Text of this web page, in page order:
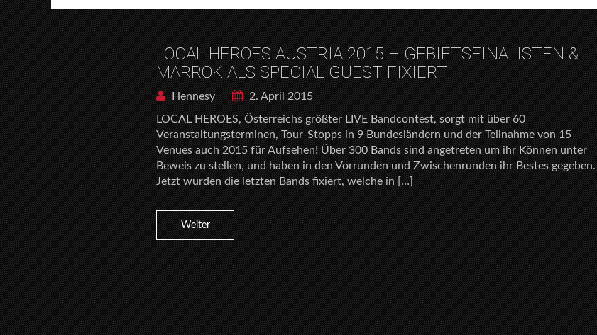
LOCAL HEROES AUSTRIA 2015 – GEBIETSFINALISTEN &
MARROK ALS SPECIAL GUEST FIXIERT!
Hennesy
2. April 2015
LOCAL HEROES, Österreichs größter LIVE Bandcontest, sorgt mit über 60
Veranstaltungsterminen, Tour-Stopps in 9 Bundesländern und der Teilnahme von 15
Venues auch 2015 für Aufsehen! Über 300 Bands sind angetreten um ihr Können unter
Beweis zu stellen, und haben in den Vorrunden und Zwischenrunden ihr Bestes gegeben.
Jetzt wurden die letzten Bands fixiert, welche in […]
Weiter